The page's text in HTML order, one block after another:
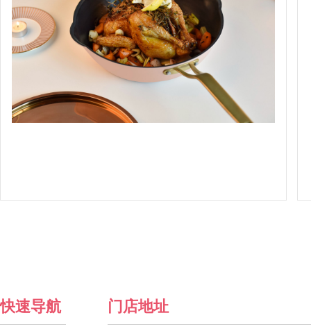
快速导航 门店地址